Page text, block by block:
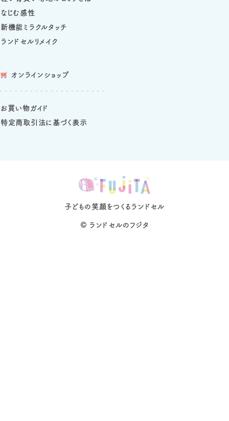
なじむ感性
新機能ミラクルタッチ
ランドセルリメイク
オンラインショップ
お買い物ガイド
特定商取引法に基づく表示
子どもの笑顔をつくるランドセル
© ランドセルのフジタ